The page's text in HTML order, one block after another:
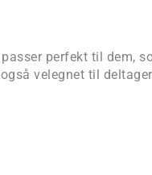
perfekt til dem,
velegnet til